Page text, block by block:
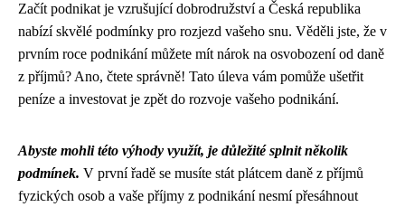
Začít podnikat je vzrušující dobrodružství a Česká republika
nabízí skvělé podmínky pro rozjezd vašeho snu. Věděli jste, že v
prvním roce podnikání můžete mít nárok na osvobození od daně
z příjmů? Ano, čtete správně! Tato úleva vám pomůže ušetřit
peníze a investovat je zpět do rozvoje vašeho podnikání.
Abyste mohli této výhody využít, je důležité splnit několik
podmínek. V první řadě se musíte stát plátcem daně z příjmů
fyzických osob a vaše příjmy z podnikání nesmí přesáhnout